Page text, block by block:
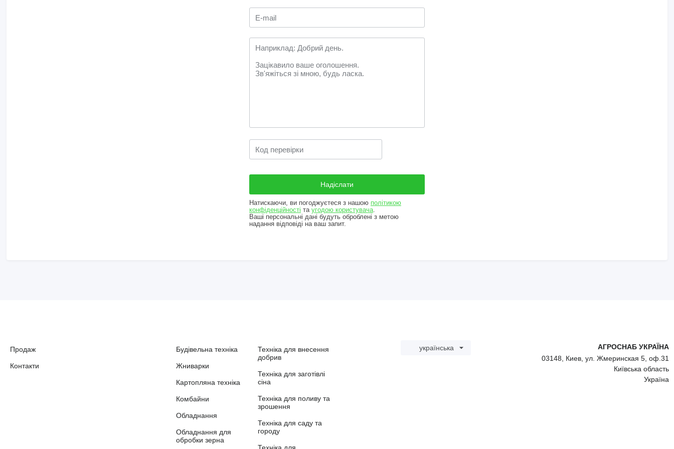
Натискаючи, ви погоджуєтеся з нашою політикою
конфіденційності та угодою користувача.
Ваші персональні дані будуть оброблені з метою
надання відповіді на ваш запит.
Продаж
Контакти
українська
АГРОСНАБ УКРАЇНА
03148, Киев, ул. Жмеринская 5, оф.31
Київська область
Україна
Будівельна техніка
Жниварки
Картопляна техніка
Комбайни
Обладнання
Обладнання для
обробки зерна
Техніка для внесення
добрив
Техніка для заготівлі
сіна
Техніка для поливу та
зрошення
Техніка для саду та
городу